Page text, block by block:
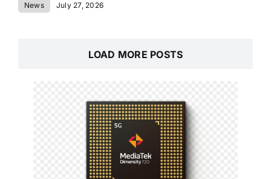
News July 27, 2026
LOAD MORE POSTS